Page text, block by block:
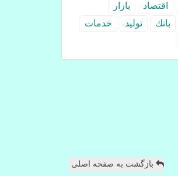
اقتصاد
بازار
بانك تولید
خدمات
بازگشت به صفحه اصلی